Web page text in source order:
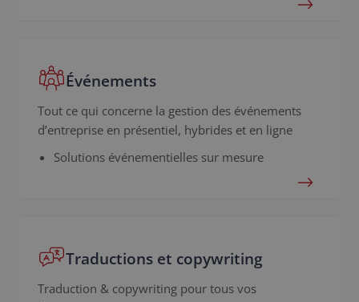
Événements
Tout ce qui concerne la gestion des événements
d’entreprise en présentiel, hybrides et en ligne
Solutions événementielles sur mesure
Traductions et copywriting
Traduction & copywriting pour tous vos